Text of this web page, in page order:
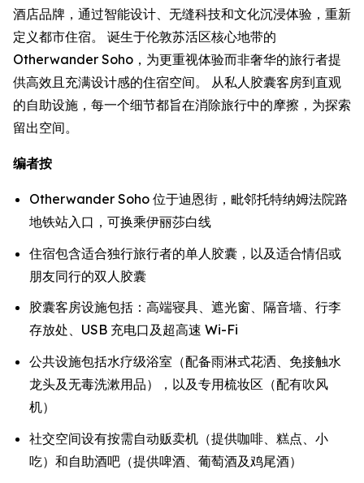
酒店品牌，通过智能设计、无缝科技和文化沉浸体验，重新
定义都市住宿。 诞生于伦敦苏活区核心地带的
Otherwander Soho，为更重视体验而非奢华的旅行者提
供高效且充满设计感的住宿空间。 从私人胶囊客房到直观
的自助设施，每一个细节都旨在消除旅行中的摩擦，为探索
留出空间。
编者按
Otherwander Soho 位于迪恩街，毗邻托特纳姆法院路
地铁站入口，可换乘伊丽莎白线
住宿包含适合独行旅行者的单人胶囊，以及适合情侣或
朋友同行的双人胶囊
胶囊客房设施包括：高端寝具、遮光窗、隔音墙、行李
存放处、USB 充电口及超高速 Wi-Fi
公共设施包括水疗级浴室（配备雨淋式花洒、免接触水
龙头及无毒洗漱用品），以及专用梳妆区（配有吹风
机）
社交空间设有按需自动贩卖机（提供咖啡、糕点、小
吃）和自助酒吧（提供啤酒、葡萄酒及鸡尾酒）